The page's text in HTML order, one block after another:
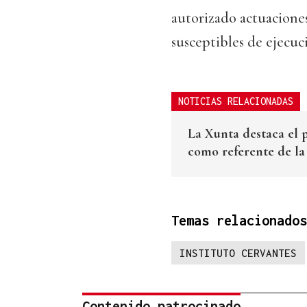
autorizado
susceptibles de
NOTICIAS RELACIONADAS
La Xunta destaca el
como referente de
Temas relacionados
INSTITUTO CERVANTES